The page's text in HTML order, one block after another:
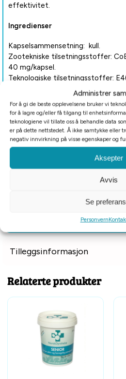
Administrer
For å gi de beste opplevelsene bruker vi
for å lagre og/eller få tilgang til
teknologiene vil tillate oss å behandle data
er på dette nettstedet. Å ikke samtykke eller
negativ innvirkning på visse egenskaper og
Aksepter
Avvis
Se
Personvern
effektivitet.
Ingredienser
Kapselsammensetning: kull.
Zootekniske tilsetningsstoffer:
40 mg/kapsel.
Teknologiske tilsetningsstoffer:
hydroksypropylmetylcellulose.
Bruk og oppbevaring
2 kapsler per 10 kg kroppsvekt
timers mellomrom etter behov.
Bruksanvisning: Kapselen kan gis
blandes med mat. Produktet kan
fenomenet at avføringen blir svart.
Oppbevaring: Tett lukket på et
Tilleggsinformasjon
Relaterte produkter